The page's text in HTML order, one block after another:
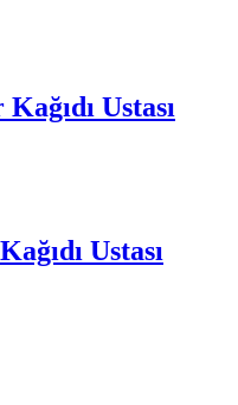
Ustası
Ustası